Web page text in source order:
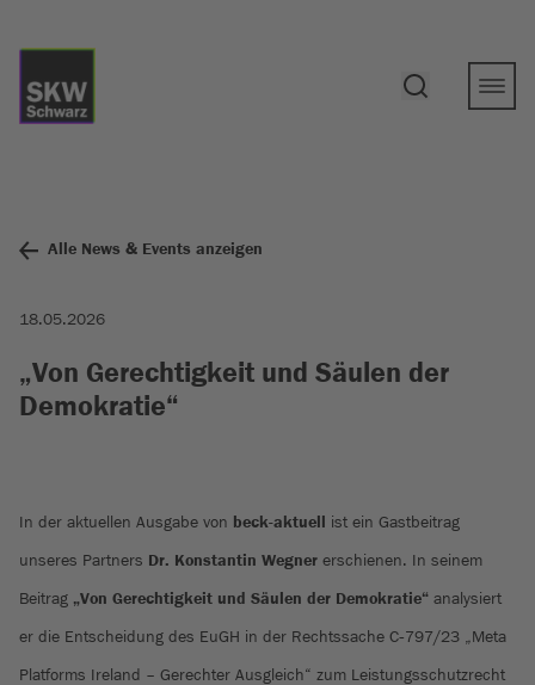
Alle News & Events anzeigen
18.05.2026
„Von Gerechtigkeit und Säulen der
Demokratie“
In der aktuellen Ausgabe von beck-aktuell ist ein Gastbeitrag
unseres Partners Dr. Konstantin Wegner erschienen. In seinem
Beitrag „Von Gerechtigkeit und Säulen der Demokratie“ analysiert
er die Entscheidung des EuGH in der Rechtssache C‑797/23 „Meta
Platforms Ireland – Gerechter Ausgleich“ zum Leistungsschutzrecht